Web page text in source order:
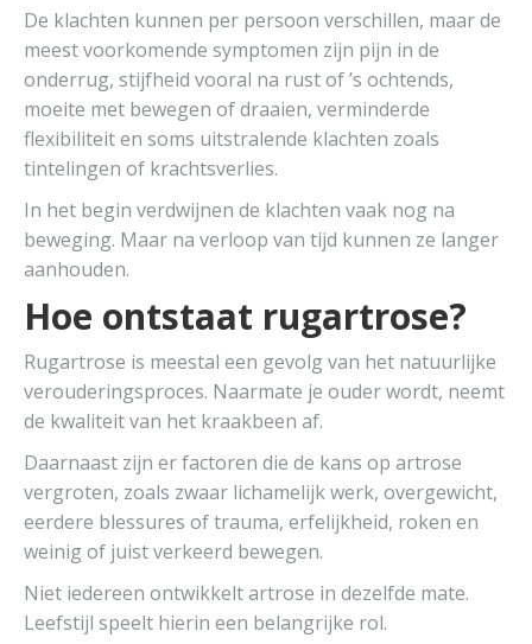
De klachten kunnen per persoon verschillen, maar de
meest voorkomende symptomen zijn pijn in de
onderrug, stijfheid vooral na rust of ’s ochtends,
moeite met bewegen of draaien, verminderde
flexibiliteit en soms uitstralende klachten zoals
tintelingen of krachtsverlies.
In het begin verdwijnen de klachten vaak nog na
beweging. Maar na verloop van tijd kunnen ze langer
aanhouden.
Hoe ontstaat rugartrose?
Rugartrose is meestal een gevolg van het natuurlijke
verouderingsproces. Naarmate je ouder wordt, neemt
de kwaliteit van het kraakbeen af.
Daarnaast zijn er factoren die de kans op artrose
vergroten, zoals zwaar lichamelijk werk, overgewicht,
eerdere blessures of trauma, erfelijkheid, roken en
weinig of juist verkeerd bewegen.
Niet iedereen ontwikkelt artrose in dezelfde mate.
Leefstijl speelt hierin een belangrijke rol.